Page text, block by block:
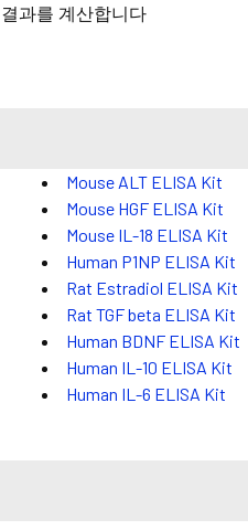
과를 계산합니다
Mouse ALT ELISA Kit
Mouse HGF ELISA Kit
Mouse IL-18 ELISA Kit
Human P1NP ELISA Kit
Rat Estradiol ELISA Kit
Rat TGF beta ELISA Kit
Human BDNF ELISA Kit
Human IL-10 ELISA Kit
Human IL-6 ELISA Kit